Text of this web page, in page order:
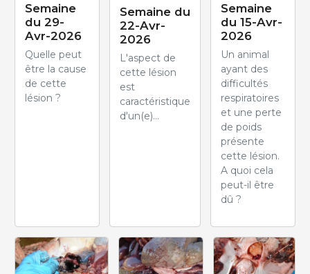
Semaine
du 29-
Avr-2026
Quelle peut
être la cause
de cette
lésion ?
Semaine du
22-Avr-
2026
L'aspect de
cette lésion
est
caractéristique
d'un(e)...
Semaine
du 15-Avr-
2026
Un animal
ayant des
difficultés
respiratoires
et une perte
de poids
présente
cette lésion.
A quoi cela
peut-il être
dû ?